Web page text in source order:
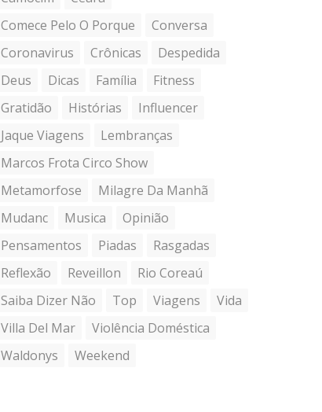
Comece Pelo O Porque
Conversa
Coronavirus
Crônicas
Despedida
Deus
Dicas Família
Fitness
Gratidão
Histórias
Influencer
Jaque Viagens
Lembranças
Marcos Frota Circo Show
Metamorfose
Milagre Da Manhã
Mudanc
Musica
Opinião
Pensamentos
Piadas
Rasgadas
Reflexão
Reveillon
Rio Coreaú
Saiba Dizer Não
Top Viagens
Vida
Villa Del Mar
Violência Doméstica
Waldonys
Weekend